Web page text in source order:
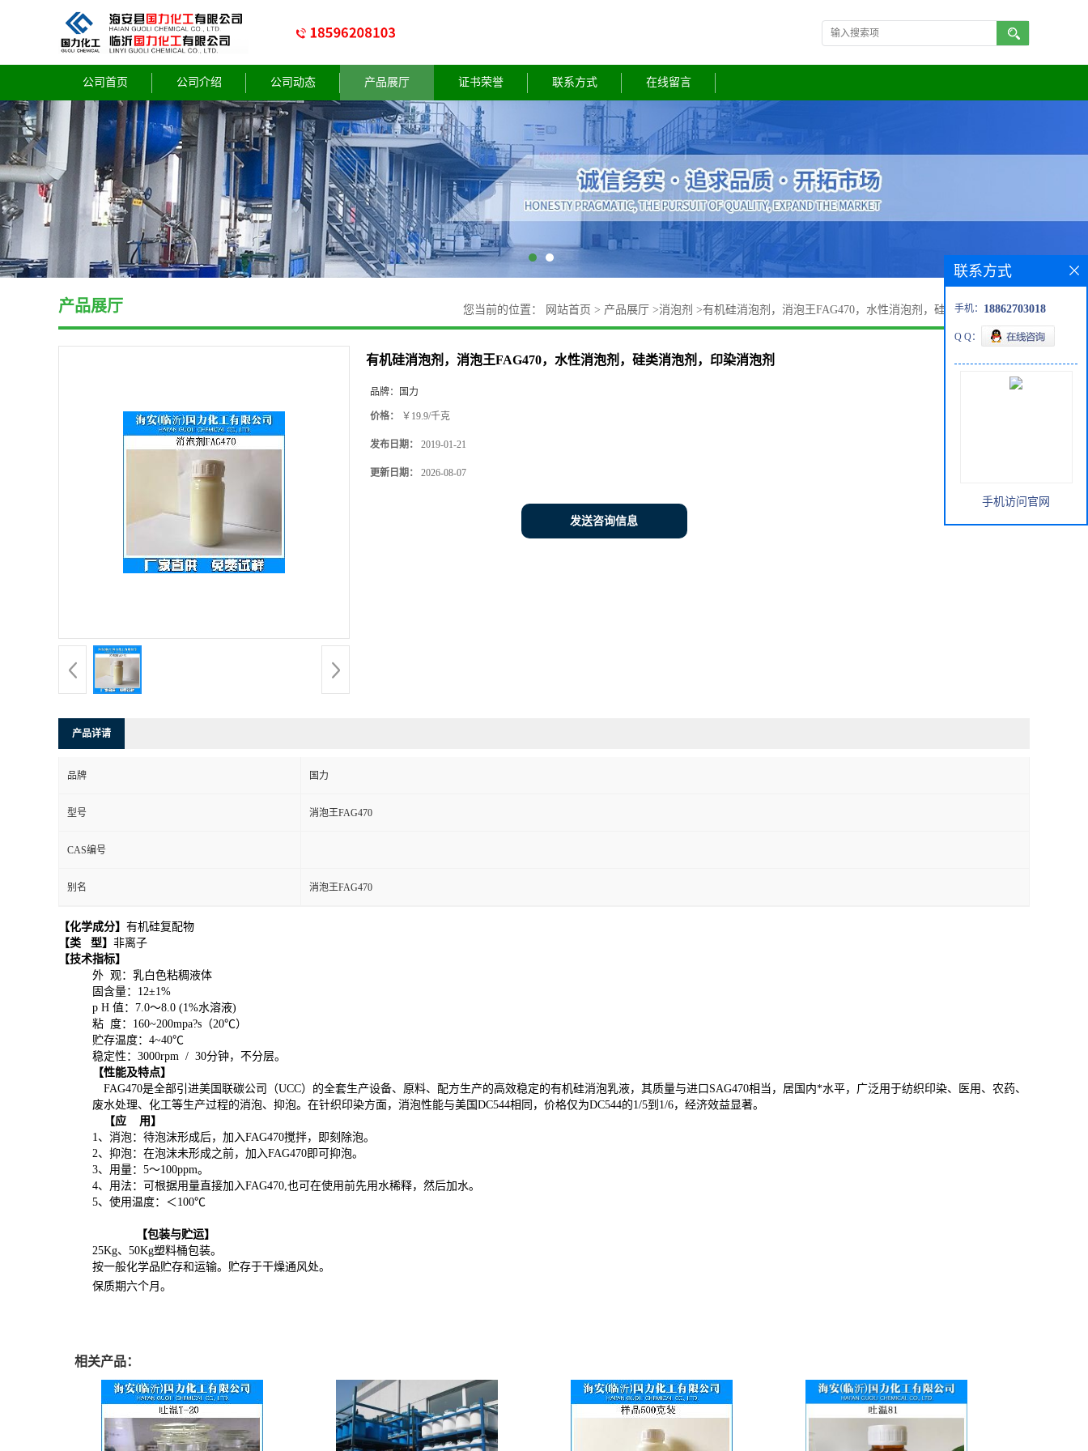
公司首页 公司介绍 公司动态 产品展厅 证书荣誉 联系方式 在线留言
产品展厅 您当前的位置： 网站首页 > 产品展厅 >消泡剂 >有机硅消泡剂，消泡王FAG470，水性消泡剂，硅类消泡剂，印染
有机硅消泡剂，消泡王FAG470，水性消泡剂，硅类消泡剂，印染消泡剂
品牌： 国力
价格： ￥19.9/千克
发布日期： 2019-01-21
更新日期： 2026-08-07
发送咨询信息
产品详请
品牌 国力
型号 消泡王FAG470
CAS编号
别名 消泡王FAG470
【化学成分】 有机硅复配物
【类
型】 非离子
【技术指标】
外 观：乳白色粘稠液体
固含量： 12±1%
p H 值： 7.0～8.0 (1%水溶液)
粘 度： 160~200mpa?s （20℃）
贮存温度： 4~40℃
稳定性： 3000rpm / 30分钟，不分层。
【性能及特点】
FAG470是全部引进美国联碳公司（UCC）的全套生产设备、原料、配方生产的高效稳定的有机硅消泡乳液，其质量与进口 SAG470相当，居国内*水平，广泛用于纺织印染、医用、农药、
废水处理、化工等生产过程的消泡、抑泡。在针织印染方面，消泡性能与美国 DC544相同，价格仅为DC544的1/5到 1/6，经济效益显著。
【应 用】
1、消泡：待泡沫形成后，加入FAG470搅拌，即刻除泡。
2、抑泡：在泡沫未形成之前，加入FAG470即可抑泡。
3、用量： 5～100ppm。
4、用法：可根据用量直接加入FAG470,也可在使用前先用水稀释，然后加水。
5、使用温度： ＜100℃
【包装与贮运】
25Kg、 50Kg塑料桶包装。
按一般化学品贮存和运输。贮存于干燥通风处。
保质期六个月。
相关产品：
联系方式
手机： 18862703018
Q Q：
手机访问官网